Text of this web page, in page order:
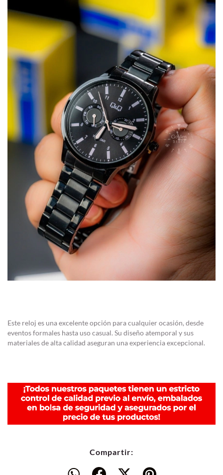
Este reloj es una excelente opción para cualquier ocasión, desde
eventos formales hasta uso casual. Su diseño atemporal y sus
materiales de alta calidad aseguran una experiencia excepcional.
Compartir: